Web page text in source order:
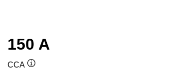
150 A
CCA